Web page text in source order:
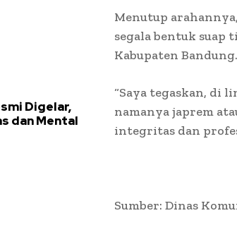
Digelar,
dan Mental
Menutup
segala bentuk
Kabupaten Bandung.
“Saya tegaskan, di
namanya japrem
integritas dan
Sumber: Dinas